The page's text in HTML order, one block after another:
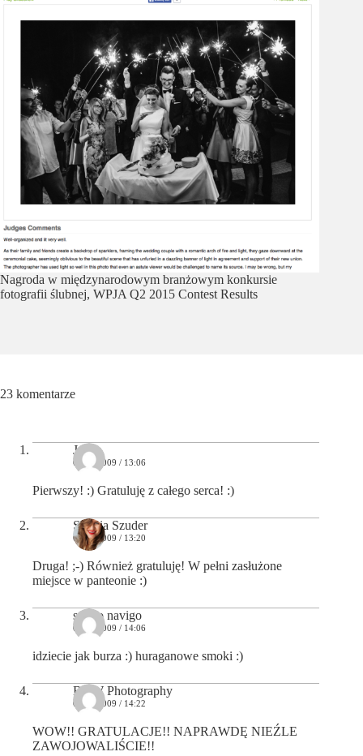
Nagroda w międzynarodowym branżowym konkursie
fotografii ślubnej, WPJA Q2 2015 Contest Results
23 komentarze
Jacek
05/05/2009 / 13:06
Pierwszy! :) Gratuluję z całego serca! :)
Sylwia Szuder
05/05/2009 / 13:20
Druga! ;-) Również gratuluję! W pełni zasłużone
miejsce w panteonie :)
studio navigo
05/05/2009 / 14:06
idziecie jak burza :) huraganowe smoki :)
B&W Photography
05/05/2009 / 14:22
WOW!! GRATULACJE!! NAPRAWDĘ NIEŹLE
ZAWOJOWALIŚCIE!!